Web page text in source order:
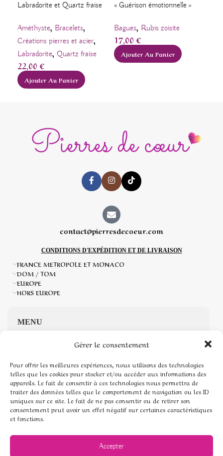
Gérer le consentement
Pour offrir les meilleures expériences, nous utilisons des technologies
telles que les cookies pour stocker et/ou accéder aux informations des
appareils. Le fait de consentir à ces technologies nous permettra de
traiter des données telles que le comportement de navigation ou les ID
uniques sur ce site. Le fait de ne pas consentir ou de retirer son
consentement peut avoir un effet négatif sur certaines caractéristiques
et fonctions.
Accepter
Labradorite et Quartz fraise
Améthyste, Bracelets,
Créations pierres et acier,
Labradorite, Quartz fraise
22,00€
Ajouter Au Panier
« Guérison émotionnelle »
Bagues, Rubis zoisite
17,00€
Ajouter Au Panier
contact@pierresdecoeur.com
CONDITIONS D'EXPÉDITION ET DE LIVRAISON
FRANCE METROPOLE ET MONACO
DOM / TOM
EUROPE
HORS EUROPE
MENU
Boutique de Pierres naturelles
Mon compte
Mentions légales
Conditions générales de vente